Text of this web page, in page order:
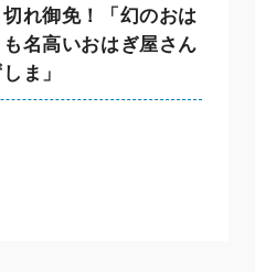
れ御免！「幻のおは
名高いおはぎ屋さん
ま」